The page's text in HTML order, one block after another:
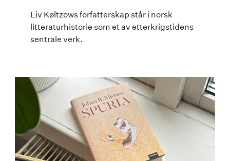
Liv Køltzows forfatterskap står i norsk
litteraturhistorie som et av etterkrigstidens
sentrale verk.